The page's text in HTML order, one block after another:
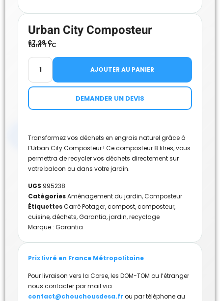
Urban City Composteur
67.28€
tarif TTC
AJOUTER AU PANIER
DEMANDER UN DEVIS
Transformez vos déchets en engrais naturel grâce à
l’Urban City Composteur ! Ce composteur 8 litres, vous
permettra de recycler vos déchets directement sur
votre balcon ou dans votre jardin.
UGS 995238
CatégoriesAménagement du jardin,Composteur
ÉtiquettesCarré Potager,compost,composteur,
cuisine,déchets,Garantia,jardin,recyclage
Marque : Garantia
Prix livré en France Métropolitaine
Pour livraison vers la Corse, les DOM-TOM ou l’étranger
nous contacter par mail via
contact@chouchousdesa.fr ou par téléphone au